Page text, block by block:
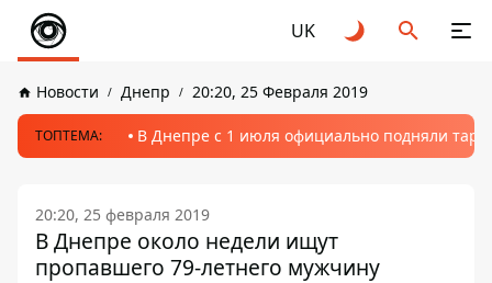
UK
Новости Днепр 20:20, 25 Февраля 2019
ТОПТЕМА: В Днепре с 1 июля официально подняли
20:20, 25 февраля 2019
В Днепре около недели ищут
пропавшего 79-летнего мужчину